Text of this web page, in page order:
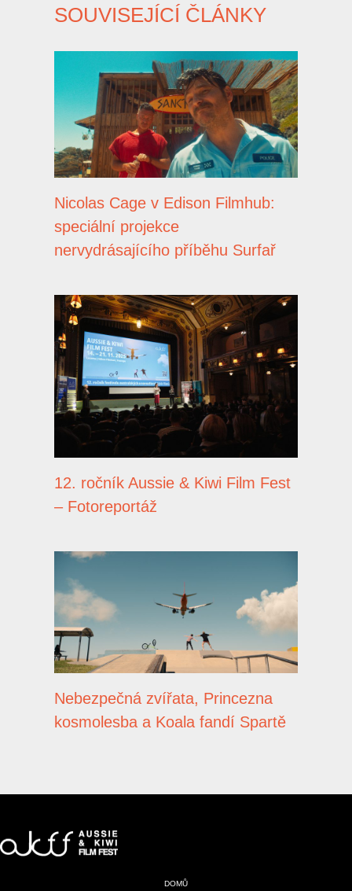
SOUVISEJÍCÍ ČLÁNKY
Nicolas Cage v Edison Filmhub:
speciální projekce
nervydrásajícího příběhu Surfař
12. ročník Aussie & Kiwi Film Fest
– Fotoreportáž
Nebezpečná zvířata, Princezna
kosmolesba a Koala fandí Spartě
DOMŮ